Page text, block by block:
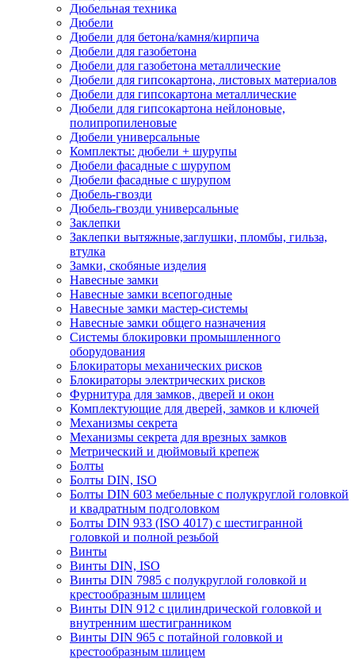
Дюбельная техника
Дюбели
Дюбели для бетона/камня/кирпича
Дюбели для газобетона
Дюбели для газобетона металлические
Дюбели для гипсокартона, листовых материалов
Дюбели для гипсокартона металлические
Дюбели для гипсокартона нейлоновые,
полипропиленовые
Дюбели универсальные
Комплекты: дюбели + шурупы
Дюбели фасадные с шурупом
Дюбели фасадные с шурупом
Дюбель-гвозди
Дюбель-гвозди универсальные
Заклепки
Заклепки вытяжные,заглушки, пломбы, гильза,
втулка
Замки, скобяные изделия
Навесные замки
Навесные замки всепогодные
Навесные замки мастер-системы
Навесные замки общего назначения
Системы блокировки промышленного
оборудования
Блокираторы механических рисков
Блокираторы электрических рисков
Фурнитура для замков, дверей и окон
Комплектующие для дверей, замков и ключей
Механизмы секрета
Механизмы секрета для врезных замков
Метрический и дюймовый крепеж
Болты
Болты DIN, ISO
Болты DIN 603 мебельные с полукруглой головкой
и квадратным подголовком
Болты DIN 933 (ISO 4017) с шестигранной
головкой и полной резьбой
Винты
Винты DIN, ISO
Винты DIN 7985 с полукруглой головкой и
крестообразным шлицем
Винты DIN 912 с цилиндрической головкой и
внутренним шестигранником
Винты DIN 965 с потайной головкой и
крестообразным шлицем